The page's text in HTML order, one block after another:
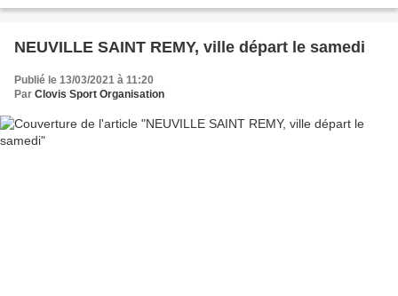
NEUVILLE SAINT REMY, ville départ le samedi
Publié le 13/03/2021 à 11:20
Par Clovis Sport Organisation